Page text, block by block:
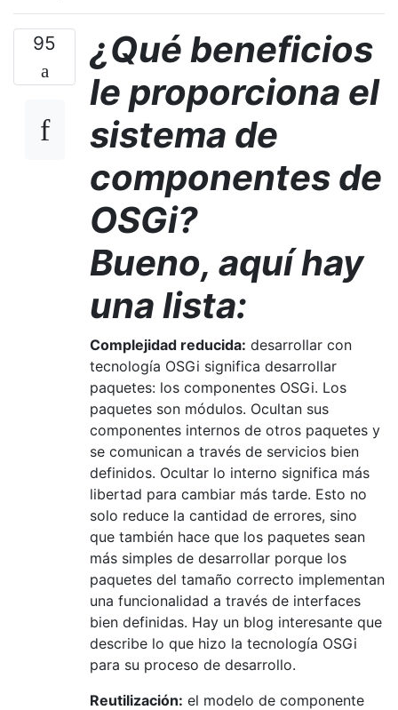
95
¿Qué beneficios
le proporciona el
sistema de
componentes de
OSGi?
Bueno, aquí hay
una lista:
Complejidad reducida: desarrollar con
tecnología OSGi significa desarrollar
paquetes: los componentes OSGi. Los
paquetes son módulos. Ocultan sus
componentes internos de otros paquetes y
se comunican a través de servicios bien
definidos. Ocultar lo interno significa más
libertad para cambiar más tarde. Esto no
solo reduce la cantidad de errores, sino
que también hace que los paquetes sean
más simples de desarrollar porque los
paquetes del tamaño correcto implementan
una funcionalidad a través de interfaces
bien definidas. Hay un blog interesante que
describe lo que hizo la tecnología OSGi
para su proceso de desarrollo.
Reutilización: el modelo de componente